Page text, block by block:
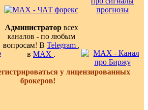
Администраторвсех
каналов - по любым
вопросам! В Telegram ,
в MAX .
у лицензированных
брокеров!